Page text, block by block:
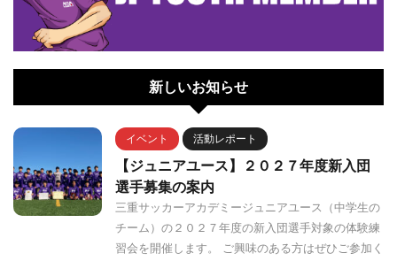
新しいお知らせ
イベント 活動レポート
【ジュニアユース】２０２７年度新入団
選手募集の案内
三重サッカーアカデミージュニアユース（中学生の
チーム）の２０２７年度の新入団選手対象の体験練
習会を開催します。 ご興味のある方はぜひご参加く